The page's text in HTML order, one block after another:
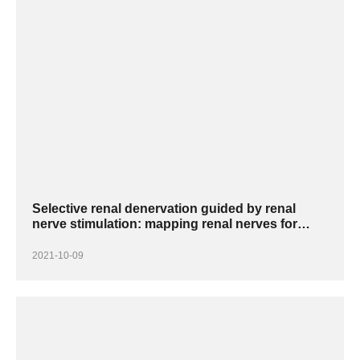
Selective renal denervation guided by renal
nerve stimulation: mapping renal nerves for
2021-10-09